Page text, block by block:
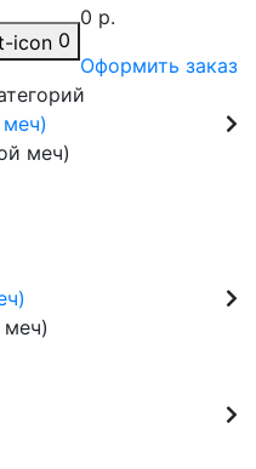
0
0 р.
Оформить заказ
меч)